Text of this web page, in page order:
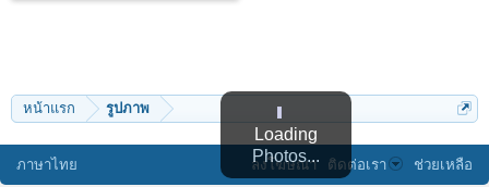
Loading
Photos...
หน้าแรก รูปภาพ
ภาษาไทย ลงโฆษณา ติดต่อเรา ช่วยเหลือ